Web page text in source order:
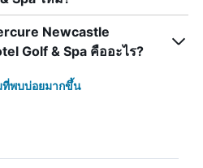
Newcastle
Golf & Spa คืออะไร?
ที่พบบ่อยมากขึ้น